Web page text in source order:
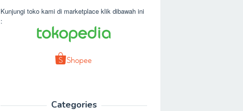
Kunjungi toko kami di marketplace klik dibawah ini
:
Categories